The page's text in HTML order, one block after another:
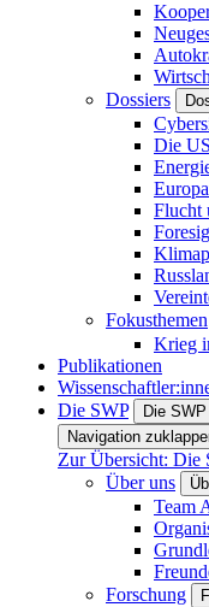
Dossiers
Die
Flucht
Fokusthemen
Krieg
Publikationen
Die SWP
Die SWP
Navigation
Zur Übersicht: Die
Über uns
Team
Forschung